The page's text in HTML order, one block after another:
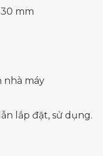
mm
nhà máy
lắp đặt, sử dụng.